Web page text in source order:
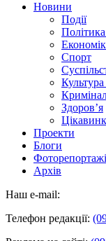
Новини
Події
Політика
Спорт
Культура
Здоров’я
Проекти
Блоги
Фоторепортажі
Архів
Наш e-mail:
Телефон редакції: